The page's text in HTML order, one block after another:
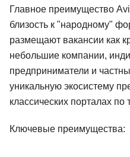
Главное преимущество
близость к "народному"
размещают вакансии как
небольшие компании,
предприниматели и
уникальную экосистему
классических порталах по
Ключевые преимущества: